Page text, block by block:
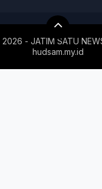
2026 - JATIM SATU
hudsam.my.id